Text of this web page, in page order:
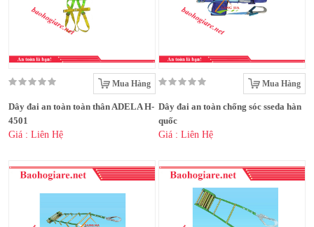
Mua Hàng
Dây đai an toàn toàn thân ADELA H-
4501
Giá : Liên Hệ
Mua Hàng
Dây đai an toàn chống sóc sseda hàn
quốc
Giá : Liên Hệ